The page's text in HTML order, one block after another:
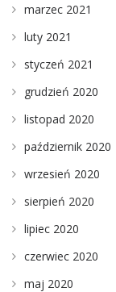
marzec 2021
luty 2021
styczeń 2021
grudzień 2020
listopad 2020
październik 2020
wrzesień 2020
sierpień 2020
lipiec 2020
czerwiec 2020
maj 2020